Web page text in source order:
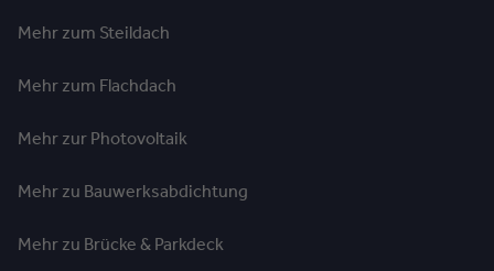
Mehr zum Steildach
Mehr zum Flachdach
Mehr zur Photovoltaik
Mehr zu Bauwerksabdichtung
Mehr zu Brücke & Parkdeck